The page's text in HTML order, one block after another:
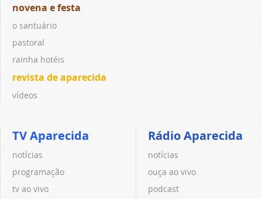
novena e festa
o santuário
pastoral
rainha hotéis
revista de aparecida
vídeos
TV Aparecida
notícias
programação
tv ao vivo
Rádio Aparecida
notícias
ouça ao vivo
podcast